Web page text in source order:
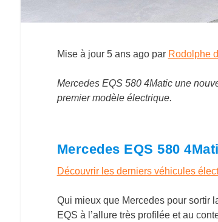
Mise à jour 5 ans agopar Rodolphe
Mercedes EQS 580 4Matic une
premier modèle électrique.
Mercedes EQS 580
Découvrir les derniers véhicules
Qui mieux que Mercedes pour sortir
EQS à l’allure très profilée et au